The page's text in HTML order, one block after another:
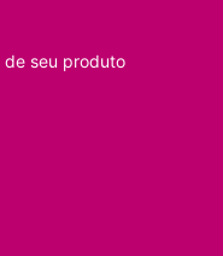
de seu produto